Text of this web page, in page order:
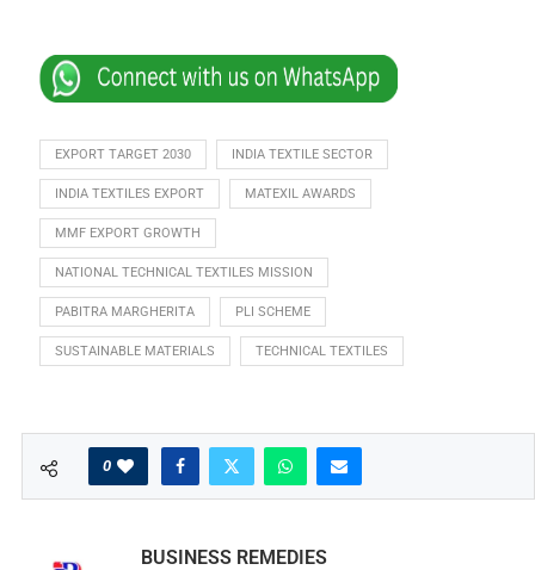
EXPORT TARGET 2030 INDIA TEXTILE SECTOR
INDIA TEXTILES EXPORT MATEXIL AWARDS
MMF EXPORT GROWTH
NATIONAL TECHNICAL TEXTILES MISSION
PABITRA MARGHERITA PLI SCHEME
SUSTAINABLE MATERIALS TECHNICAL TEXTILES
0
BUSINESS REMEDIES